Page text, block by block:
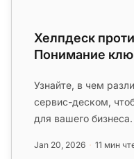
Хелпдеск
Понимание
Узнайте, в чем
сервис-деском,
для вашего
Jan 20, 2026 11 мин